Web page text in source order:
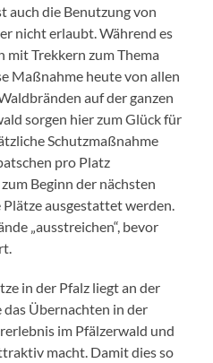
auch die Benutzung von
nicht erlaubt. Während es
mit Trekkern zum Thema
Maßnahme heute von allen
auf der ganzen
sorgen hier zum Glück für
Schutzmaßnahme
pro Platz
Beginn der nächsten
ausgestattet werden.
„ausstreichen“, bevor
in der Pfalz liegt an der
Übernachten in der
im Pfälzerwald und
macht. Damit dies so